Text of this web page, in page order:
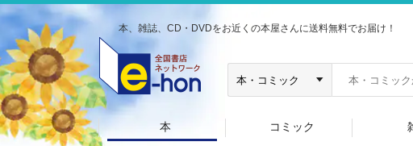
本、雑誌、CD・DVDをお近くの本屋さんに送料無料でお届け！
本 コミック